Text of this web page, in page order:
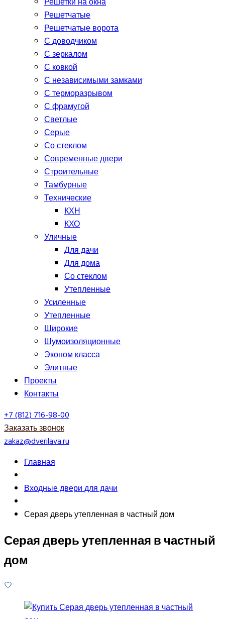
Решетчатые
Решетчатые ворота
С доводчиком
С зеркалом
С ковкой
С независимыми замками
С терморазрывом
С фрамугой
Светлые
Серые
Со стеклом
Современные двери
Строительные
Тамбурные
Технические
КХН
КХО
Уличные
Для дачи
Для дома
Со стеклом
Утепленные
Усиленные
Утепленные
Широкие
Шумоизоляционные
Эконом класса
Элитные
Проекты
Контакты
+7 (812) 716-98-00
Заказать звонок
zakaz@dverilava.ru
Главная
Входные двери для дачи
Серая дверь утепленная в частный дом
Серая дверь утепленная в частный
дом